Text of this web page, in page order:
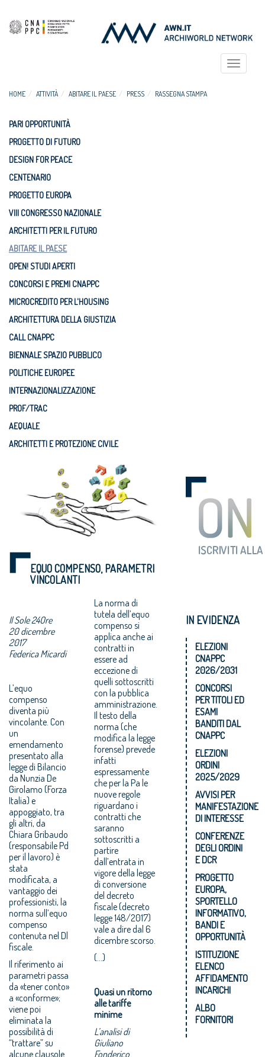
Toggle
HOME ATTIVITÀ ABITARE IL PAESE PRESS RASSEGNA STAMPA
PARI OPPORTUNITÀ
PROGETTO DI FUTURO
DESIGN FOR PEACE
CENTENARIO
PROGETTO EUROPA
VIII CONGRESSO NAZIONALE
ARCHITETTI PER IL FUTURO
ABITARE IL PAESE
OPEN! STUDI APERTI
CONCORSI E PREMI CNAPPC
MICROCREDITO PER L'HOUSING
ARCHITETTURA DELLA GIUSTIZIA
CALL CNAPPC
BIENNALE SPAZIO PUBBLICO
POLITICHE EUROPEE
INTERNAZIONALIZZAZIONE
PROF/TRAC
AEQUALE
ARCHITETTI E PROTEZIONE CIVILE
EQUO COMPENSO, PARAMETRI
VINCOLANTI
Il Sole 24Ore
20 dicembre
2017
Federica Micardi
L’equo
compenso
diventa più
vincolante. Con
un
emendamento
presentato alla
legge di Bilancio
da Nunzia De
Girolamo (Forza
Italia) e
appoggiato, tra
gli altri, da
Chiara Gribaudo
(responsabile Pd
per il lavoro) è
stata
modificata, a
vantaggio dei
professionisti, la
norma sull’equo
compenso
contenuta nel Dl
fiscale.
Il riferimento ai
parametri passa
da «tener conto»
a «conforme»;
viene poi
eliminata la
possibilità di
“trattare” su
alcune clausole
La norma di
tutela dell’equo
compenso si
applica anche ai
contratti in
essere ad
eccezione di
quelli sottoscritti
con la pubblica
amministrazione.
Il testo della
norma (che
modifica la legge
forense) prevede
infatti
espressamente
che per la Pa le
nuove regole
riguardano i
contratti che
saranno
sottoscritti a
partire
dall’entrata in
vigore della legge
di conversione
del decreto
fiscale (decreto
legge 148/2017)
vale a dire dal 6
dicembre scorso.
(...)
Quasi un ritorno
alle tariffe
minime
L’analisi di
Giuliano
Fonderico
IN EVIDENZA
ELEZIONI
CNAPPC
2026/2031
CONCORSI
PER TITOLI ED
ESAMI
BANDITI DAL
CNAPPC
ELEZIONI
ORDINI
2025/2029
AVVISI PER
MANIFESTAZIONE
DI INTERESSE
CONFERENZE
DEGLI ORDINI
E DCR
PROGETTO
EUROPA,
SPORTELLO
INFORMATIVO,
BANDI E
OPPORTUNITÀ
ISTITUZIONE
ELENCO
AFFIDAMENTO
INCARICHI
ALBO
FORNITORI